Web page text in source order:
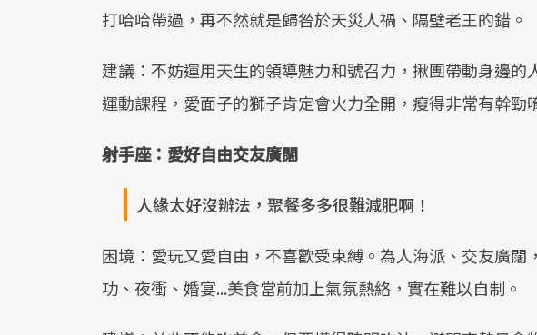
打哈哈帶過，再不然就是歸咎於天災人禍、隔壁老王的錯。
建議：不妨運用天生的領導魅力和號召力，揪團帶動身邊
運動課程，愛面子的獅子肯定會火力全開，瘦得非常有幹勁
射手座：愛好自由交友廣闊
人緣太好沒辦法，聚餐多多很難減肥啊！
困境：愛玩又愛自由，不喜歡受束縛。為人海派、交友廣闊
功、夜衝、婚宴...美食當前加上氣氛熱絡，實在難以自制。